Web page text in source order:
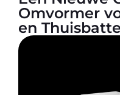
Omvormer
en